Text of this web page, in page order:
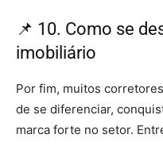
📌 10. Como se
imobiliário
Por fim, muitos
de se diferenciar,
marca forte no setor.